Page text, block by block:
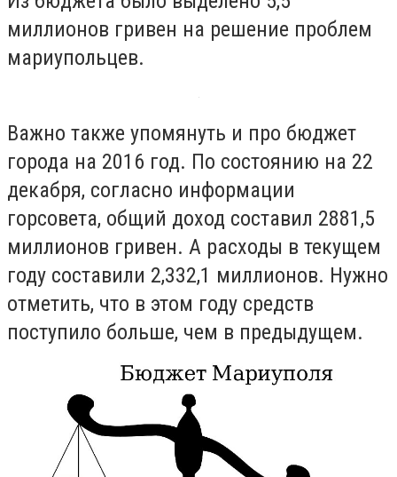
миллионов гривен на решение проблем
мариупольцев.
Важно также упомянуть и про бюджет
города на 2016 год. По состоянию на 22
декабря, согласно информации
горсовета, общий доход составил 2881,5
миллионов гривен. А расходы в текущем
году составили 2,332,1 миллионов. Нужно
отметить, что в этом году средств
поступило больше, чем в предыдущем.